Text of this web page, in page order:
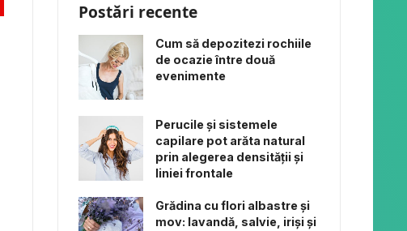
Postări recente
Cum să depozitezi rochiile
de ocazie între două
evenimente
Perucile și sistemele
capilare pot arăta natural
prin alegerea densității și
liniei frontale
Grădina cu flori albastre și
mov: lavandă, salvie, iriși și